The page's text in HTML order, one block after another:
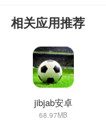
相关应用推荐
jibjab安卓
68.97MB